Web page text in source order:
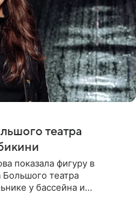
театра
показала фигуру в
Большого театра
у бассейна и